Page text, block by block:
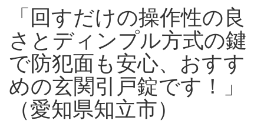
「回すだけの操作性の良
さとディンプル方式の鍵
で防犯面も安心、おすす
めの玄関引戸錠です！」
（愛知県知立市）